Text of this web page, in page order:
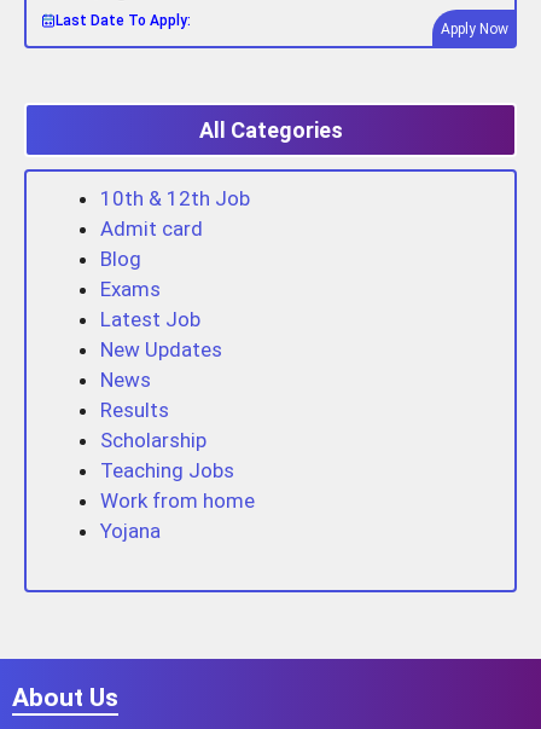
Last Date To Apply:
Apply Now
All Categories
10th & 12th Job
Admit card
Blog
Exams
Latest Job
New Updates
News
Results
Scholarship
Teaching Jobs
Work from home
Yojana
About Us